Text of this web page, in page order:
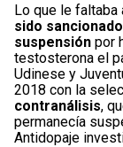
Lo que le faltaba
sido
suspensión por
testosterona el
Udinese y
2018 con la
contranálisis,
permanecía
Antidopaje